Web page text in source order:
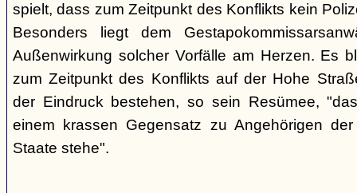
spielt, dass zum Zeitpunkt des Konflikts kein
Besonders liegt dem
Außenwirkung solcher Vorfälle am Herzen. Es
zum Zeitpunkt des Konflikts auf der Hohe
der Eindruck bestehen, so sein Resümee,
einem krassen Gegensatz zu Angehörigen
Staate stehe".